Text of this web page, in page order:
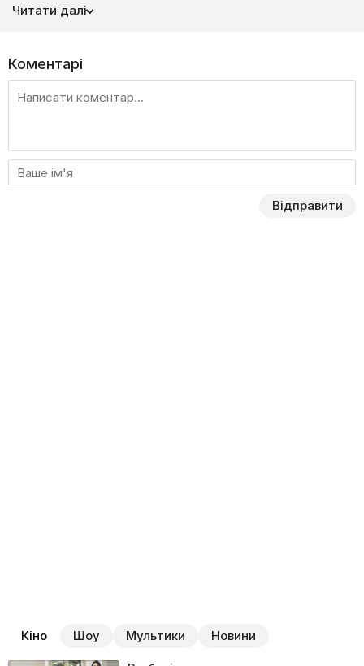
столітті, а його головними героями є багатий, але скупий
сім’я — дружина Варвара, сини Онисим і Степан, а також
невістки Липа та Ксенія. Сенсом життя Григорія
Петровича є гроші, і він постійно шукає праведні і
не праведні способи примноження свого капіталу. Ось
джерелом бід.
Фільм «Господи, прости нас грішних» не підійде для тих,
Читати далі
Коментарі
Відправити
Кіно Шоу Мультики Новини